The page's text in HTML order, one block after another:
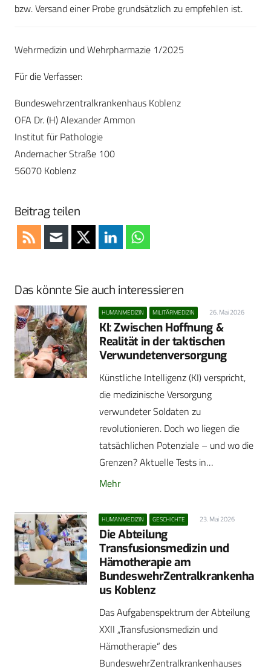
bzw. Versand einer Probe grundsätzlich zu empfehlen ist.
Wehrmedizin und Wehrpharmazie 1/2025
Für die Verfasser:
Bundeswehrzentralkrankenhaus Koblenz
OFA Dr. (H) Alexander Ammon
Institut für Pathologie
Andernacher Straße 100
56070 Koblenz
Beitrag teilen
Das könnte Sie auch interessieren
HUMANMEDIZIN MILITÄRMEDIZIN 26. Mai 2026
KI: Zwischen Hoffnung &
Realität in der taktischen
Verwundetenversorgung
Künstliche Intelligenz (KI) verspricht,
die medizinische Versorgung
verwundeter Soldaten zu
revolutionieren. Doch wo liegen die
tatsächlichen Potenziale – und wo die
Grenzen? Aktuelle Tests in…
Mehr
HUMANMEDIZIN GESCHICHTE 23. Mai 2026
Die Abteilung
Transfusionsmedizin und
Hämotherapie am
BundeswehrZentralkrankenha
us Koblenz
Das Aufgabenspektrum der Abteilung
XXII „Transfusionsmedizin und
Hämotherapie“ des
BundeswehrZentralkrankenhauses